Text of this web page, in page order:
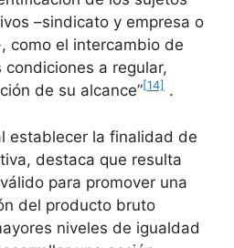
–sindicato y empresa o
como el intercambio de
a regular,
de su alcance”[14] .
establecer la finalidad de
destaca que resulta
para promover una
del producto bruto
niveles de igualdad